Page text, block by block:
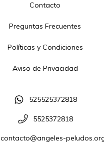
Contacto
Preguntas Frecuentes
Políticas y Condiciones
Aviso de Privacidad
525525372818
5525372818
contacto@angeles-